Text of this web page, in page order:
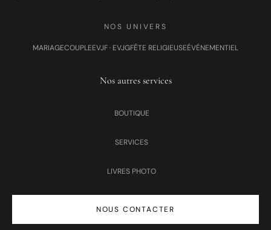
NOS UNIVERS
MARIAGECOUPLEEVJF · EVJGFÊTE RELIGIEUSEÉVÉNEMENTIEL
Nos autres services
BOUTIQUE
SERVICES
LIVRES PHOTO
NOUS CONTACTER